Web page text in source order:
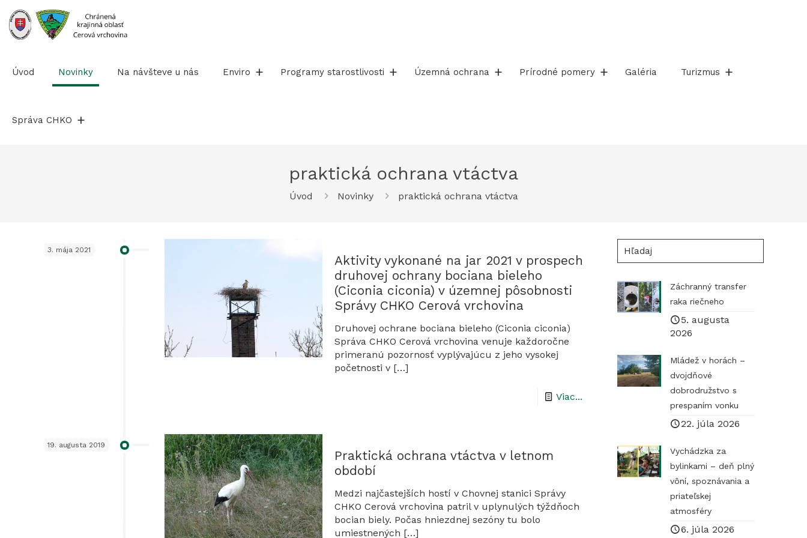
na
obsah
Úvod Novinky Na návšteve u nás Enviro Programy starostlivosti Územná ochrana Prírodné pomery Galéria Turizmus
Správa CHKO
praktická ochrana vtáctva
Úvod Novinky praktická ochrana vtáctva
3. mája 2021
Aktivity vykonané na jar 2021 v prospech
druhovej ochrany bociana bieleho
(Ciconia ciconia) v územnej pôsobnosti
Správy CHKO Cerová vrchovina
Druhovej ochrane bociana bieleho (Ciconia ciconia)
Správa CHKO Cerová vrchovina venuje každoročne
primeranú pozornosť vyplývajúcu z jeho vysokej
početnosti v[…]
Viac...-
19. augusta 2019
Praktická ochrana vtáctva v letnom
období
Medzi najčastejších hostí v Chovnej stanici Správy
CHKO Cerová vrchovina patril v uplynulých týždňoch
bocian biely. Počas hniezdnej sezóny tu bolo
umiestnených […]
Hľadaj
Záchranný transfer
raka riečneho
5. augusta
2026
Mládež v horách –
dvojdňové
dobrodružstvo s
prespaním vonku
22. júla 2026
Vychádzka za
bylinkami – deň plný
vôní, spoznávania a
priateľskej
atmosféry
6. júla 2026